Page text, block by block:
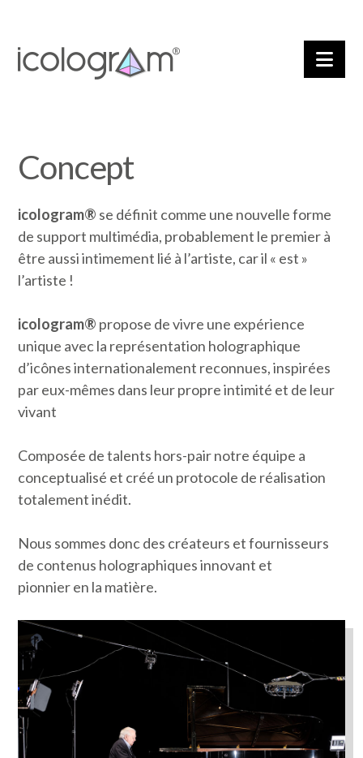
Concept
icologram® se définit comme une nouvelle forme
de support multimédia, probablement le premier à
être aussi intimement lié à l’artiste, car il « est »
l’artiste !
icologram® propose de vivre une expérience
unique avec la représentation holographique
d’icônes internationalement reconnues, inspirées
par eux-mêmes dans leur propre intimité et de leur
vivant
Composée de talents hors-pair notre équipe a
conceptualisé et créé un protocole de réalisation
totalement inédit.
Nous sommes donc des créateurs et fournisseurs
de contenus holographiques innovant et
pionnier en la matière.